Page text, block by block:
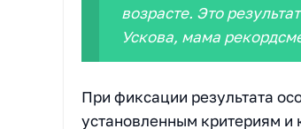
возрасте. Это
Ускова, мама
При фиксации результата
установленным критериям и